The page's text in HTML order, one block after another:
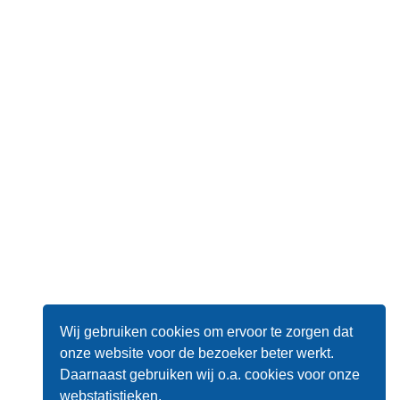
Wij gebruiken cookies om ervoor te zorgen dat
onze website voor de bezoeker beter werkt.
Daarnaast gebruiken wij o.a. cookies voor onze
webstatistieken.